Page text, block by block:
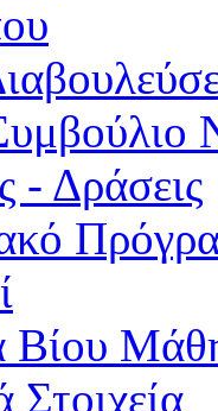
- Δράσεις
Βίου
Στοιχεία